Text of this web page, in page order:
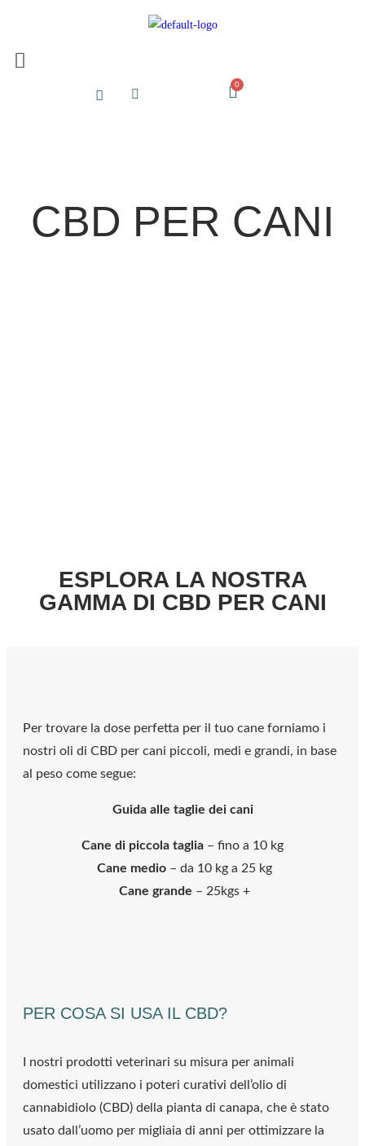
CBD PER CANI
ESPLORA LA NOSTRA
GAMMA DI CBD PER CANI
Per trovare la dose perfetta per il tuo cane forniamo i
nostri oli di CBD per cani piccoli, medi e grandi, in base
al peso come segue:
Guida alle taglie dei cani
Cane di piccola taglia – fino a 10 kg
Cane medio– da 10 kg a 25 kg
Cane grande – 25kgs +
PER COSA SI USA IL CBD?
I nostri prodotti veterinari su misura per animali
domestici utilizzano i poteri curativi dell’olio di
cannabidiolo (CBD) della pianta di canapa, che è stato
usato dall’uomo per migliaia di anni per ottimizzare la